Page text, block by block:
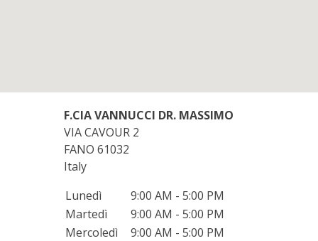
F.CIA VANNUCCI DR. MASSIMO
VIA CAVOUR 2
FANO 61032
Italy
Lunedì
9:00 AM - 5:00 PM
Martedì
9:00 AM - 5:00 PM
Mercoledì
9:00 AM - 5:00 PM